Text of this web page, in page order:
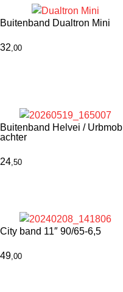
Buitenband Dualtron Mini
32,00
Buitenband Helvei / Urbmob
achter
24,50
City band 11″ 90/65-6,5
49 ,00